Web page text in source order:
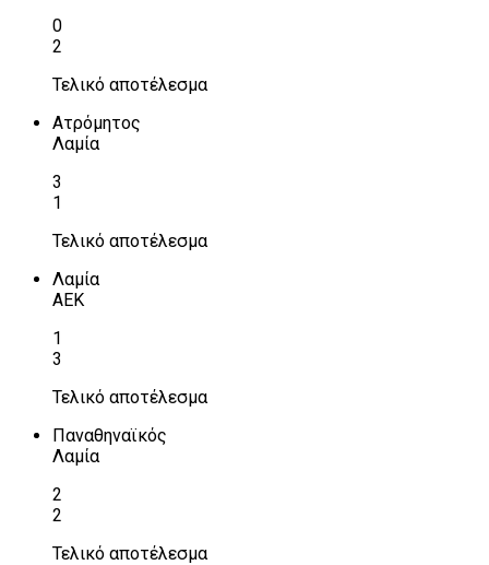
0
2
Τελικό αποτέλεσμα
Ατρόμητος
Λαμία
3
1
Τελικό αποτέλεσμα
Λαμία
ΑΕΚ
1
3
Τελικό αποτέλεσμα
Παναθηναϊκός
Λαμία
2
2
Τελικό αποτέλεσμα